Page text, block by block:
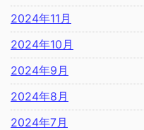
2024年11月
2024年10月
2024年9月
2024年8月
2024年7月